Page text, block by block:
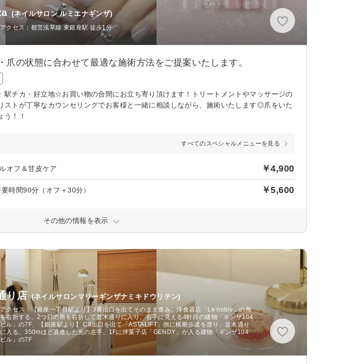
(ネイルサロン ルミエナギンザ)
アクセス：都営浅草線 東銀座駅 徒歩1分
の状態に合わせて最適な施術方法をご提案いたします。
駅チカ・好立地☆お買い物の合間にお立ち寄り頂けます！トリートメントやマッサージの
トが丁寧なカウンセリングでお客様と一緒に相談しながら、施術いたします◎爪をいた
う！！
すべてのスペシャルメニューを見る
オフ＆甘皮ケア ￥4,900
時間90分（オフ＋30分） ￥5,600
その他の情報を表示
り店 (ネイルサロンマリーギンザナミキドウリテン)
アクセス：【銀座一丁目駅より】3番出口を出てそのまま進み、洋食器店「Le noble」の角
を右折する。2つ目の角を右折して並木通りに入り、右手に見える4軒目の建物「ギンザ104
ビル」の7F、【銀座駅より】 C8出口を出て「ASTALIFT」側に横断歩道を渡り、並木通り
に入る。350mほど直進した先の左手、1Fに洋菓子店「GENDY」が入る建物「ギンザ104
ビル」の7F